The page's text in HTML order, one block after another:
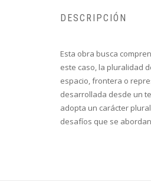
DESCRIPCIÓN
Esta obra busca
este caso, la pluralidad
espacio, frontera o
desarrollada desde un
adopta un carácter
desafíos que se